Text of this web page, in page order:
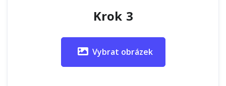
Krok 3
Vybrat obrázek